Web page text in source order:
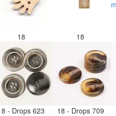
18 18
- Drops 623 18 - Drops 709